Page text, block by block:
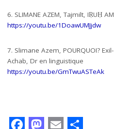
6. SLIMANE AZEM, Tajmilt, IṚUḤ
https://youtu.be/1DoawUMJjdw
7. Slimane Azem, POURQUOI?
Achab, Dr en linguistique
https://youtu.be/GmTwuASTeAk